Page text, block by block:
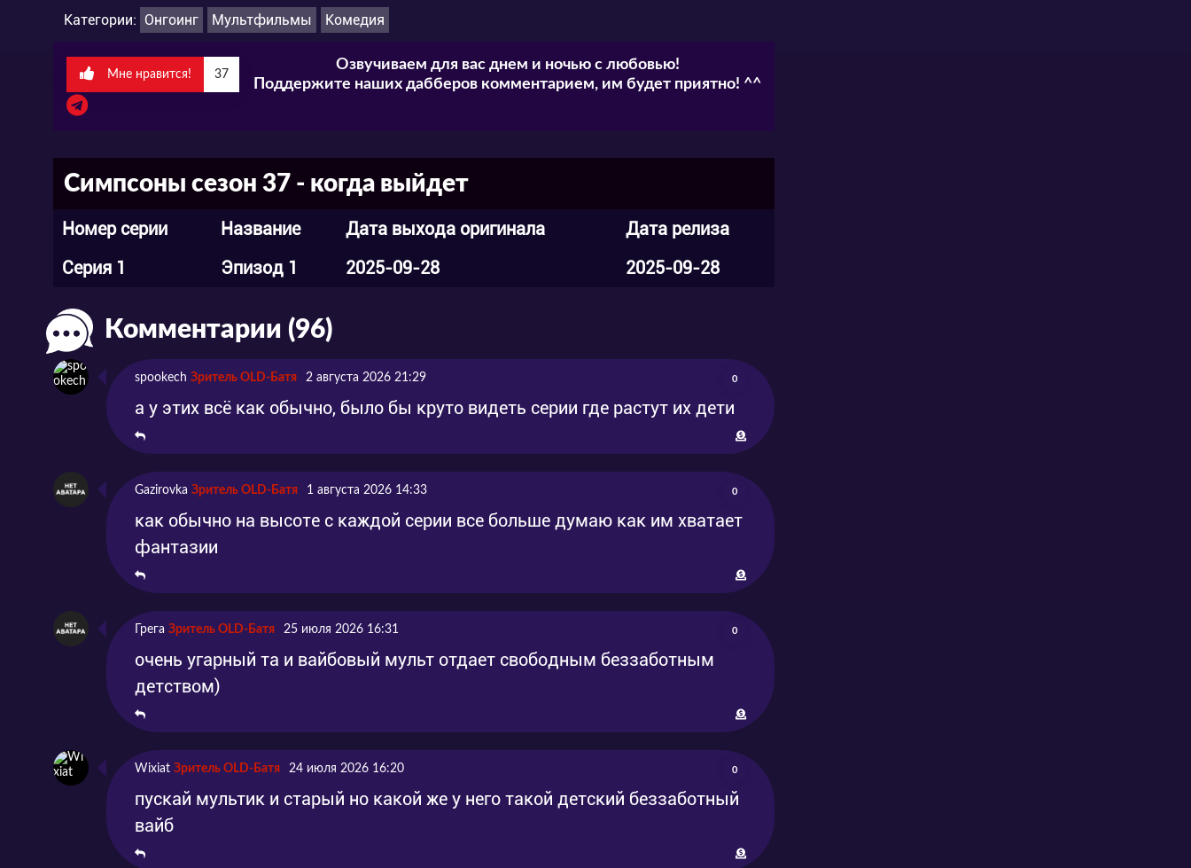
Категории: Онгоинг Мультфильмы Комедия
Мне нравится! 37
Озвучиваем для вас днем и ночью с любовью!
Поддержите наших дабберов комментарием, им будет приятно! ^^
Симпсоны сезон 37 - когда выйдет
Номер серии Название Дата выхода оригинала
Дата релиза
Серия 1
Эпизод 1 2025-09-28 2025-09-28
Комментарии (96)
spookech Зритель OLD-Батя 2 августа 2026 21:29 0
а у этих всё как обычно, было бы круто видеть серии где растут их дети
Gazirovka Зритель OLD-Батя 1 августа 2026 14:33 0
как обычно на высоте с каждой серии все больше думаю как им хватает
фантазии
Грега Зритель OLD-Батя 25 июля 2026 16:31 0
очень угарный та и вайбовый мульт отдает свободным беззаботным
детством)
Wixiat Зритель OLD-Батя 24 июля 2026 16:20 0
пускай мультик и старый но какой же у него такой детский беззаботный
вайб